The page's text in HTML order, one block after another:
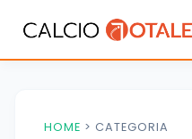
HOME > CATEGORIA